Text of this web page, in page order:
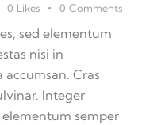
0 Likes 0 Comments
sed elementum
nisi in
accumsan. Cras
Integer
semper